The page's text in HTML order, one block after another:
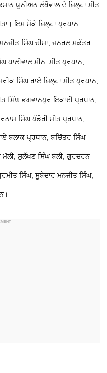
ਯੂਨੀਅਨ ਲੱਖੋਵਾਲ ਦੇ ਜ਼ਿਲ੍ਹਾ ਮੀਤ
ਇਸ ਮੌਕੇ ਜ਼ਿਲ੍ਹਾ ਪ੍ਰਧਾਨ
ਸਿੰਘ ਚੀਮਾ, ਜਨਰਲ ਸਕੱਤਰ
ਸੀਨ. ਮੀਤ ਪ੍ਰਧਾਨ,
ਸਿੰਘ ਰਾਏ ਜ਼ਿਲ੍ਹਾ ਮੀਤ ਪ੍ਰਧਾਨ,
ਸਿੰਘ ਭਗਵਾਨਪੁਰ ਇਕਾਈ ਪ੍ਰਧਾਨ,
ਸਿੰਘ ਪੰਡੋਰੀ ਮੀਤ ਪ੍ਰਧਾਨ,
ਬਲਾਕ ਪ੍ਰਧਾਨ, ਬਚਿੱਤਰ ਸਿੰਘ
ਸੁਲੱਖਣ ਸਿੰਘ ਬੋਲੀ, ਗੁਰਚਰਨ
ਸਿੰਘ, ਸੂਬੇਦਾਰ ਮਨਜੀਤ ਸਿੰਘ,